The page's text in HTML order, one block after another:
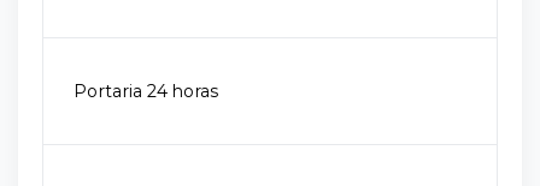
Portaria 24 horas